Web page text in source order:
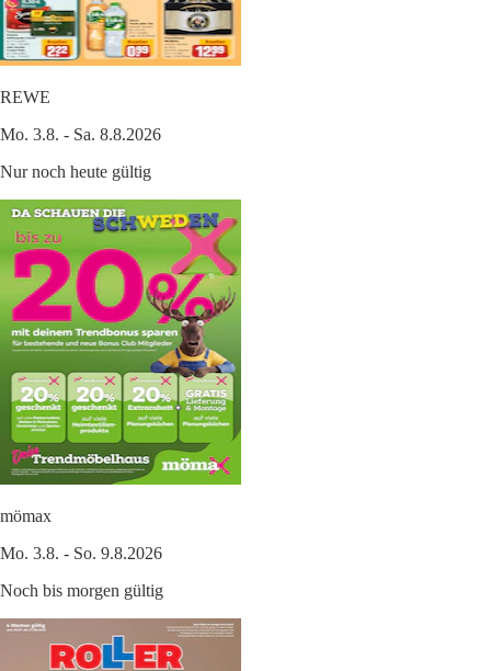
REWE
Mo. 3.8. - Sa. 8.8.2026
Nur noch heute gültig
mömax
Mo. 3.8. - So. 9.8.2026
Noch bis morgen gültig